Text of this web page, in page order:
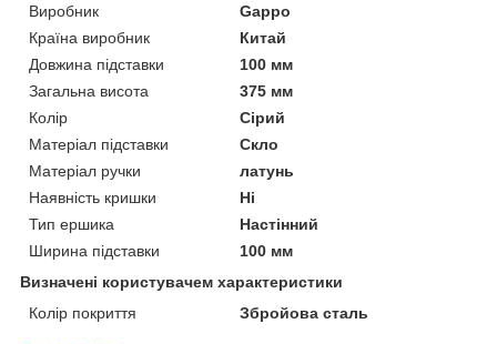
Виробник
Gappo
Країна виробник
Китай
Довжина підставки
100 мм
Загальна висота
375 мм
Колір
Сірий
Матеріал підставки
Скло
Матеріал ручки
латунь
Наявність кришки
Ні
Тип ершика
Настінний
Ширина підставки
100 мм
Визначені користувачем характеристики
Колір покриття
Збройова сталь